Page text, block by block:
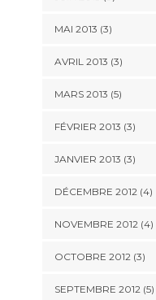
MAI 2013 (3)
AVRIL 2013 (3)
MARS 2013 (5)
FÉVRIER 2013 (3)
JANVIER 2013 (3)
DÉCEMBRE 2012(4)
NOVEMBRE 2012(4)
OCTOBRE 2012(3)
SEPTEMBRE 2012(5)